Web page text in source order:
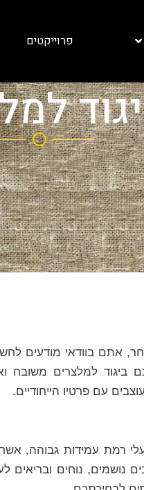
פרוייקטים
אתם בוודאי מודעים
ביגוד למלצרים משובח
עם פרטיו הייחודיים.
רמת עמידות גבוהה,
נושמים, נוחים ובריאים